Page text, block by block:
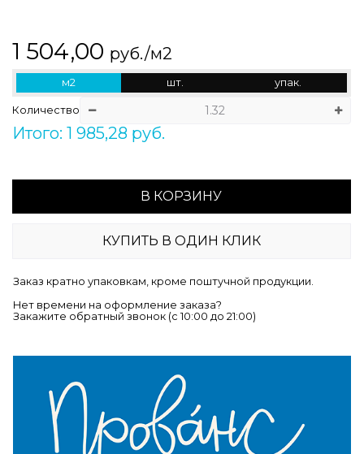
1 504,00 руб./м2
м2 шт. упак.
Количество
Итого: 1 985,28 руб.
В КОРЗИНУ
КУПИТЬ В ОДИН КЛИК
Заказ кратно упаковкам, кроме поштучной продукции.
Нет времени на оформление заказа?
Закажите обратный звонок (c 10:00 до 21:00)